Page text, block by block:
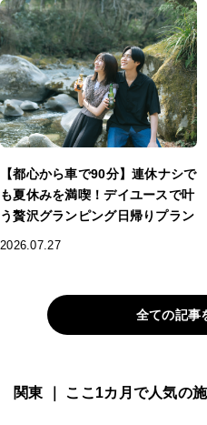
【都心から車で90分】連休ナシで
も夏休みを満喫！デイユースで叶
う贅沢グランピング日帰りプラン
2026.07.27
全ての記事
関東 ｜ ここ1カ月で人気の